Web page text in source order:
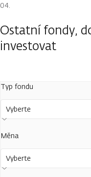
Ostatní fondy,
investovat
Typ fondu
Vyberte
Měna
Vyberte